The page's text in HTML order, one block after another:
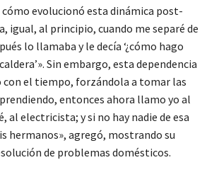
evolucionó esta dinámica post-
igual, al principio, cuando me separé de
lo llamaba y le decía ‘¿cómo hago
Sin embargo, esta dependencia
con el tiempo, forzándola a tomar las
entonces ahora llamo yo al
al electricista; y si no hay nadie de esa
hermanos», agregó, mostrando su
de problemas domésticos.